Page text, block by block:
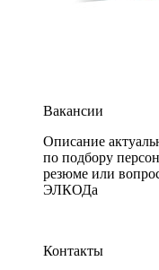
Вакансии
Описание
по подбору
резюме или
ЭЛКОДа
Контакты